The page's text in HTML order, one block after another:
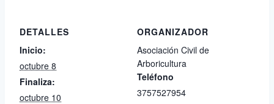
DETALLES
Inicio:
octubre 8
Finaliza:
octubre 10
ORGANIZADOR
Asociación Civil de
Arboricultura
Teléfono
3757527954